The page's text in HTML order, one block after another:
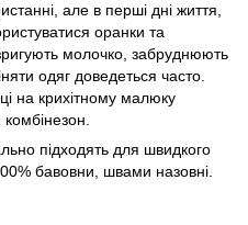
але в перші дні життя,
оранки та
молочко, забруднюють
одяг доведеться часто.
на крихітному малюку
комбінезон.
підходять для швидкого
бавовни, швами назовні.